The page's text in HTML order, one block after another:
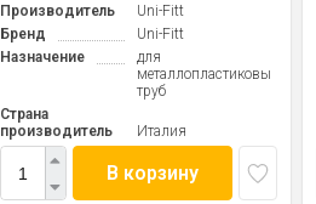
Производитель
Uni-Fitt
Бренд
Uni-Fitt
Назначение
для
металлопластиковых
труб
Страна
производитель
Италия
В корзину